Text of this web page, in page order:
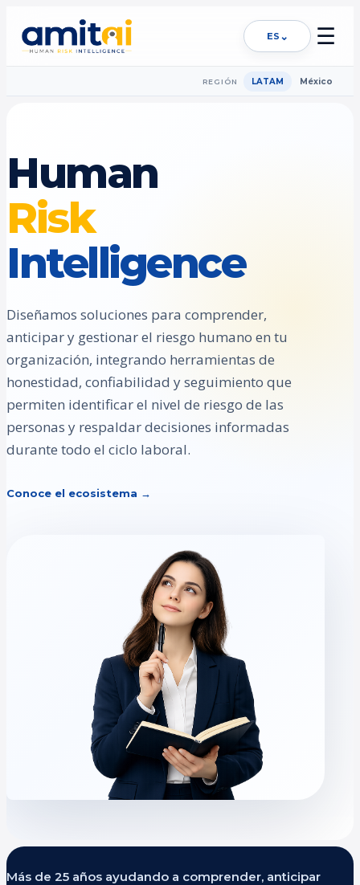
ES ⌄ ☰
REGIÓN LATAM México
Human
Risk
Intelligence
Diseñamos soluciones para comprender,
anticipar y gestionar el riesgo humano en tu
organización, integrando herramientas de
honestidad, confiabilidad y seguimiento que
permiten identificar el nivel de riesgo de las
personas y respaldar decisiones informadas
durante todo el ciclo laboral.
Conoce el ecosistema →
Más de 25 años ayudando a comprender, anticipar